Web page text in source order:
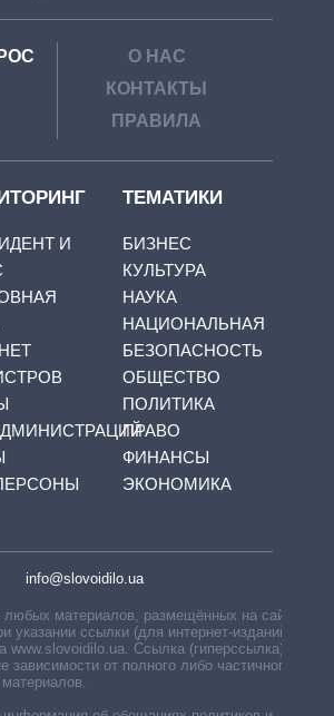
РОС
О НАС
КОНТАКТЫ
ПРАВИЛА
И
ТЕМАТИКИ
БИЗНЕС
КУЛЬТУРА
НАУКА
НАЦИОНАЛЬНАЯ
БЕЗОПАСНОСТЬ
ОБЩЕСТВО
ПОЛИТИКА
ПРАВО
ФИНАНСЫ
ЭКОНОМИКА
info@slovoidilo.ua
любых материалов, размещённых на сайте,
указании ссылки (для интернет-изданий —
www.slovoidilo.ua. Ссылка (гиперссылка)
зависимости от полного либо частичного